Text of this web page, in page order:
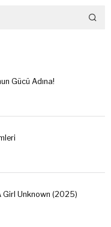
Gücü Adına!
Girl Unknown (2025)